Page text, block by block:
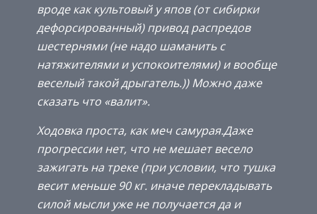
вроде как культовый у япов (от сибирки
дефорсированный) привод распредов
шестернями (не надо шаманить с
натяжителями и успокоителями) и вообще
веселый такой дрыгатель.)) Можно даже
сказать что «валит».
Ходовка проста, как меч самурая.Даже
прогрессии нет, что не мешает весело
зажигать на треке (при условии, что тушка
весит меньше 90 кг. иначе перекладывать
силой мысли уже не получается да и